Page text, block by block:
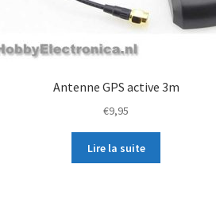
Antenne GPS active 3m
€9,95
Lire la suite